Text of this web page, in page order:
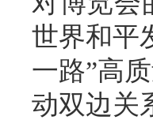
世界和平
一路”高
动双边关